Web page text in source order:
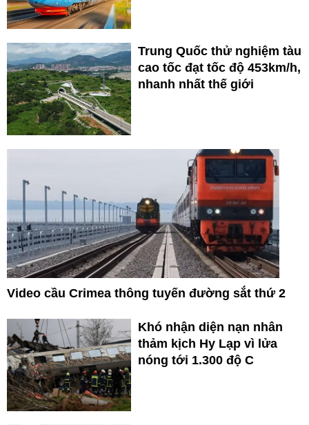
Trung Quốc thử nghiệm tàu
cao tốc đạt tốc độ 453km/h,
nhanh nhất thế giới
Video cầu Crimea thông tuyến đường sắt thứ 2
Khó nhận diện nạn nhân
thảm kịch Hy Lạp vì lửa
nóng tới 1.300 độ C